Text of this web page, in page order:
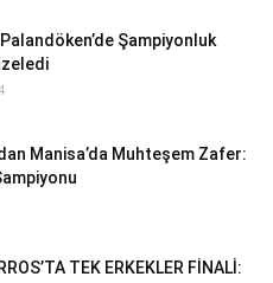
Şampiyonluk
Manisa’da Muhteşem Zafer:
TEK ERKEKLER FİNALİ: